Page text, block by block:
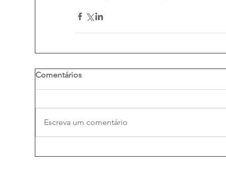
Comentários
Escreva um comentário